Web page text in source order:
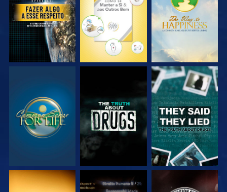
VEJA VEJA VEJA